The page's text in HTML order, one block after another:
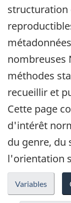
structuration
nombreuses
méthodes
recueillir et
Cette page
d'intérêt
du genre, du
l'orientation
Variables